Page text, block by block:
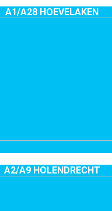
A1/A28 HOEVELAKEN
A2/A9 HOLENDRECHT